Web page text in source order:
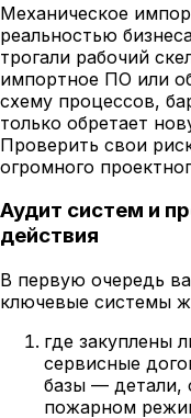
Механическое
реальностью
трогали рабочий
импортное ПО или
схему процессов,
только обретает
Проверить свои
огромного
Аудит систем и
действия
В первую очередь
ключевые системы
где закуплены
сервисные
базы — детали,
пожарном